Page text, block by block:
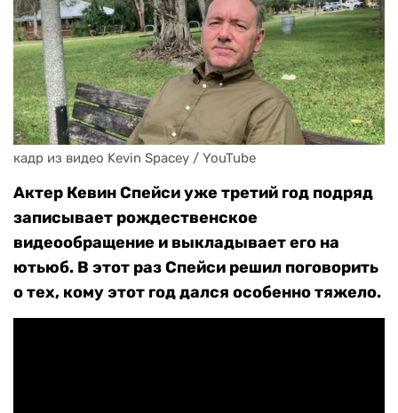
кадр из видео Kevin Spacey / YouTube
Актер Кевин Спейси уже третий год подряд
записывает рождественское
видеообращение и выкладывает его на
ютьюб. В этот раз Спейси решил поговорить
о тех, кому этот год дался особенно тяжело.